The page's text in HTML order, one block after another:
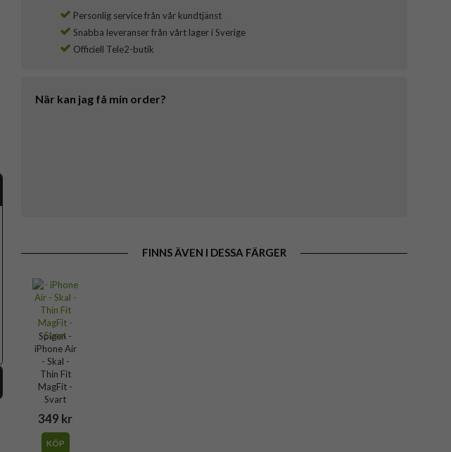
Personlig service från vår kundtjänst
Snabba leveranser från vårt lager i Sverige
Officiell Tele2-butik
När kan jag få min order?
FINNS ÄVEN I DESSA FÄRGER
Spigen -
iPhone Air
- Skal -
Thin Fit
MagFit -
Svart
349 kr
KÖP